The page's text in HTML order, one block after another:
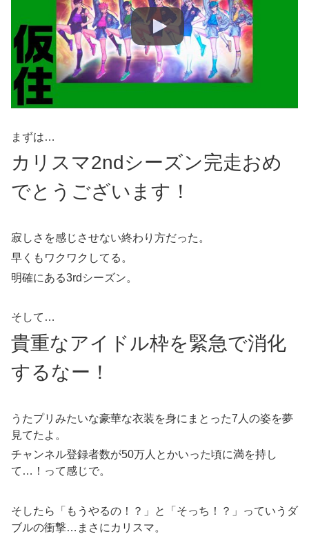
まずは…
カリスマ2ndシーズン完走おめ
でとうございます！
寂しさを感じさせない終わり方だった。
早くもワクワクしてる。
明確にある3rdシーズン。
そして…
貴重なアイドル枠を緊急で消化
するなー！
うたプリみたいな豪華な衣装を身にまとった7人の姿を夢
見てたよ。
チャンネル登録者数が50万人とかいった頃に満を持し
て…！って感じで。
そしたら「もうやるの！？」と「そっち！？」っていうダ
ブルの衝撃…まさにカリスマ。